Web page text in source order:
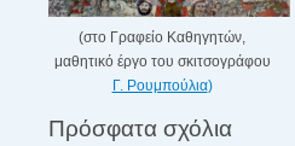
(στο Γραφείο Καθηγητών,
μαθητικό έργο του σκιτσογράφου
Γ. Ρουμπούλια)
Πρόσφατα σχόλια